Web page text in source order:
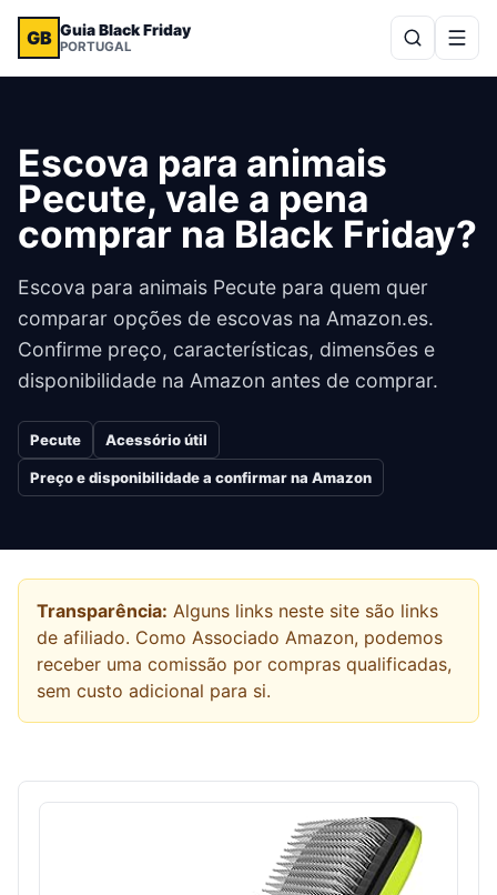
GB Guia Black Friday
PORTUGAL
Escova para animais
Pecute, vale a pena
comprar na Black Friday?
Escova para animais Pecute para quem quer
comparar opções de escovas na Amazon.es.
Confirme preço, características, dimensões e
disponibilidade na Amazon antes de comprar.
Pecute Acessório útil
Preço e disponibilidade a confirmar na Amazon
Transparência: Alguns links neste site são links
de afiliado. Como Associado Amazon, podemos
receber uma comissão por compras qualificadas,
sem custo adicional para si.